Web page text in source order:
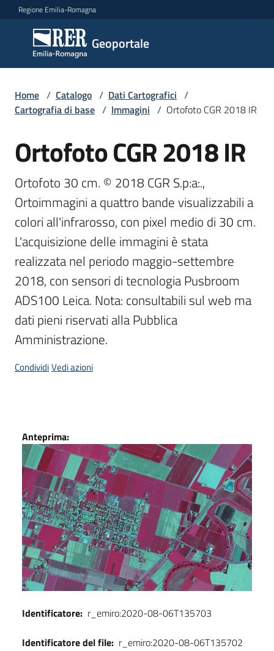
Vai al contenuto
Vai alla navigazione
Vai al footer
Regione Emilia-Romagna
Geoportale
Geoportale
Catalogo
dati,
metadati
Visualizza
dati
on-
line
Scarica
dati
Archivio
cartografico
Seguici
su
Home / Catalogo / Dati Cartografici /
Cartografia di base / Immagini / Ortofoto CGR 2018 IR
Salta al contenuto
Ortofoto CGR 2018 IR
Ortofoto 30 cm. © 2018 CGR S.p:a:.,
Ortoimmagini a quattro bande visualizzabili a
colori all'infrarosso, con pixel medio di 30 cm.
L'acquisizione delle immagini è stata
realizzata nel periodo maggio-settembre
2018, con sensori di tecnologia Pusbroom
ADS100 Leica. Nota: consultabili sul web ma
dati pieni riservati alla Pubblica
Amministrazione.
CondividiVedi azioni
Dati
Anteprima:
Identificatore: r_emiro:2020-08-06T135703
Identificatore del file: r_emiro:2020-08-06T135702